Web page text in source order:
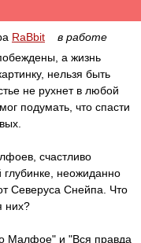
RaBbit
в работе
а жизнь
нельзя быть
не рухнет в любой
подумать, что спасти
счастливо
неожиданно
Северуса Снейпа. Что
них?
Малфое" и "Вся правда